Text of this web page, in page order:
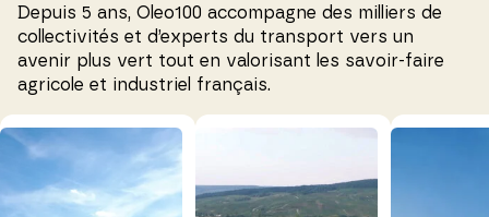
Depuis 5 ans, Oleo100 accompagne des milliers de
collectivités et d’experts du transport vers un
avenir plus vert tout en valorisant les savoir-faire
agricole et industriel français.